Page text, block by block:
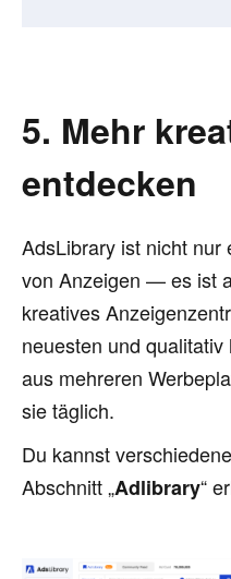
5. Mehr
entdecken
AdsLibrary ist nicht nur
von Anzeigen — es ist
kreatives
neuesten und
aus mehreren
sie täglich.
Du kannst
Abschnitt „Adlibrary“